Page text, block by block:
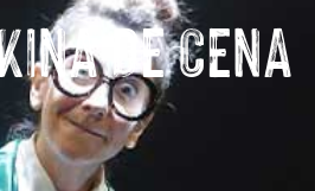
DE CENA